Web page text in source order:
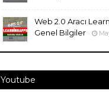
Web 2.0 Aracı
Genel Bilgiler
Youtube